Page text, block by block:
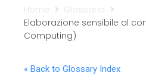
Academy
Home
Glossario
Elaborazione sensibile al
Computing)
« Back to Glossary Index